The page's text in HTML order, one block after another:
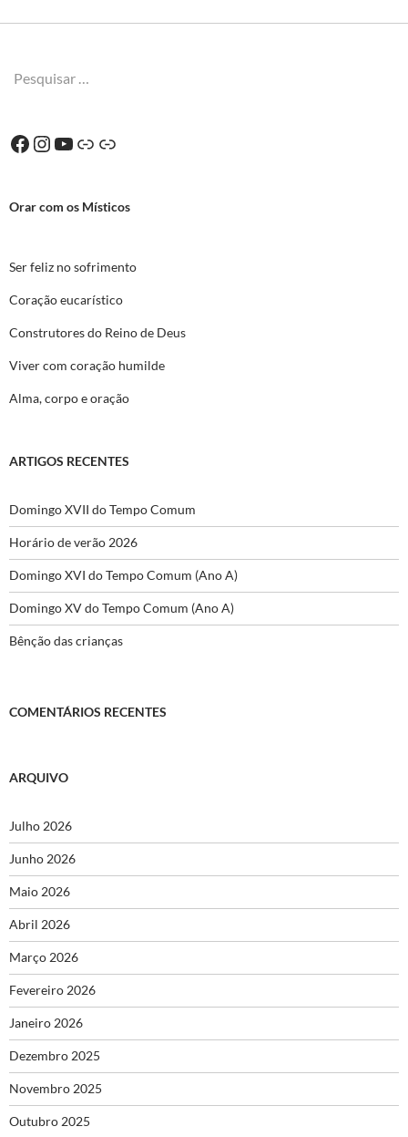
Pesquisar
Facebook
Instagram
YouTube
Ligação
Ligação
Orar com os Místicos
Ser feliz no sofrimento
Coração eucarístico
Construtores do Reino de Deus
Viver com coração humilde
Alma, corpo e oração
ARTIGOS RECENTES
Domingo XVII do Tempo Comum
Horário de verão 2026
Domingo XVI do Tempo Comum (Ano A)
Domingo XV do Tempo Comum (Ano A)
Bênção das crianças
COMENTÁRIOS RECENTES
ARQUIVO
Julho 2026
Junho 2026
Maio 2026
Abril 2026
Março 2026
Fevereiro 2026
Janeiro 2026
Dezembro 2025
Novembro 2025
Outubro 2025